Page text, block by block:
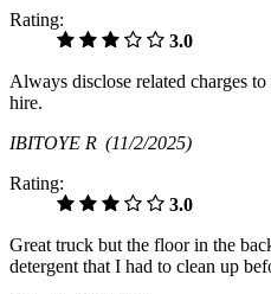
Rating:
3.0
Always disclose related charges
hire.
IBITOYE R (11/2/2025)
Rating:
3.0
Great truck but the floor in the
detergent that I had to clean up